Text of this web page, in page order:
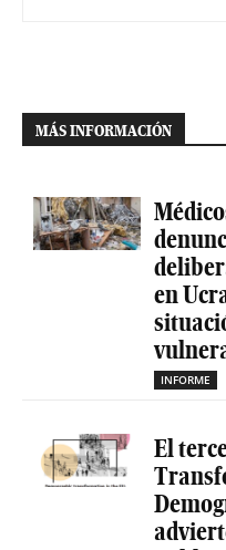
MÁS INFORMACIÓN
en
INFORME
El